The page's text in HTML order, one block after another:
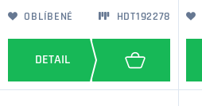
OBLÍBENÉ HDT192278